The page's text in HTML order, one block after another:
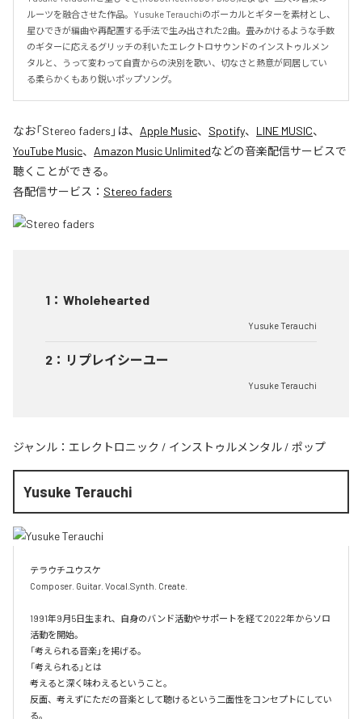
ルーツを融合させた作品。Yusuke Terauchiのボーカルとギターを素材とし、
星ひできが編曲や再配置する手法で生み出された2曲。畳みかけるような手数
のギターに応えるグリッチの利いたエレクトロサウンドのインストゥルメン
タルと、うって変わって自責からの決別を歌い、切なさと熱意が同居してい
る柔らかくもあり鋭いポップソング。
なお「Stereo faders 」は、 Apple Music、 Spotify、 LINE MUSIC、
YouTube Music、 Amazon Music Unlimitedなどの音楽配信サービスで
聴くことができる。
各配信サービス： Stereo faders
1 ： Wholehearted
Yusuke Terauchi
2 ： リプレイシーユー
Yusuke Terauchi
ジャンル： エレクトロニック / インストゥルメンタル / ポップ
Yusuke Terauchi
テラウチユウスケ
Composer. Guitar. Vocal.Synth. Create.
1991年9月5日生まれ、自身のバンド活動やサポートを経て2022年からソロ
活動を開始。
「考えられる音楽」を掲げる。
「考えられる」とは
考えると深く味わえるということ。
反面、考えずにただの音楽として聴けるという二面性をコンセプトにしてい
る。